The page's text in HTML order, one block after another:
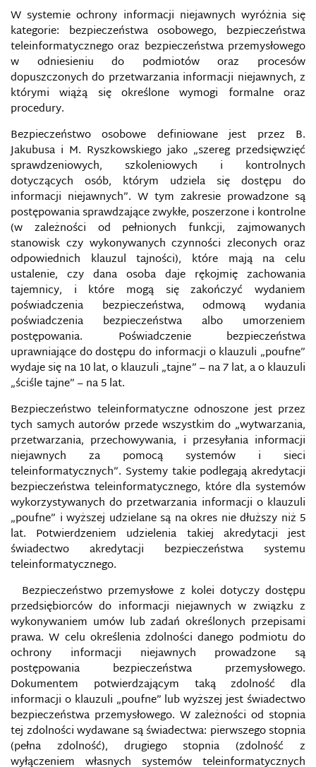
W systemie ochrony informacji niejawnych wyróżnia się
kategorie: bezpieczeństwa osobowego, bezpieczeństwa
teleinformatycznego oraz bezpieczeństwa przemysłowego
w odniesieniu do podmiotów oraz procesów
dopuszczonych do przetwarzania informacji niejawnych, z
którymi wiążą się określone wymogi formalne oraz
procedury.
Bezpieczeństwo osobowe definiowane jest przez B.
Jakubusa i M. Ryszkowskiego jako „szereg przedsięwzięć
sprawdzeniowych, szkoleniowych i kontrolnych
dotyczących osób, którym udziela się dostępu do
informacji niejawnych”. W tym zakresie prowadzone są
postępowania sprawdzające zwykłe, poszerzone i kontrolne
(w zależności od pełnionych funkcji, zajmowanych
stanowisk czy wykonywanych czynności zleconych oraz
odpowiednich klauzul tajności), które mają na celu
ustalenie, czy dana osoba daje rękojmię zachowania
tajemnicy, i które mogą się zakończyć wydaniem
poświadczenia bezpieczeństwa, odmową wydania
poświadczenia bezpieczeństwa albo umorzeniem
postępowania. Poświadczenie bezpieczeństwa
uprawniające do dostępu do informacji o klauzuli „poufne”
wydaje się na 10 lat, o klauzuli „tajne” – na 7 lat, a o klauzuli
„ściśle tajne” – na 5 lat.
Bezpieczeństwo teleinformatyczne odnoszone jest przez
tych samych autorów przede wszystkim do „wytwarzania,
przetwarzania, przechowywania, i przesyłania informacji
niejawnych za pomocą systemów i sieci
teleinformatycznych”. Systemy takie podlegają akredytacji
bezpieczeństwa teleinformatycznego, które dla systemów
wykorzystywanych do przetwarzania informacji o klauzuli
„poufne” i wyższej udzielane są na okres nie dłuższy niż 5
lat. Potwierdzeniem udzielenia takiej akredytacji jest
świadectwo akredytacji bezpieczeństwa systemu
teleinformatycznego.
Bezpieczeństwo przemysłowe z kolei dotyczy dostępu
przedsiębiorców do informacji niejawnych w związku z
wykonywaniem umów lub zadań określonych przepisami
prawa. W celu określenia zdolności danego podmiotu do
ochrony informacji niejawnych prowadzone są
postępowania bezpieczeństwa przemysłowego.
Dokumentem potwierdzającym taką zdolność dla
informacji o klauzuli „poufne” lub wyższej jest świadectwo
bezpieczeństwa przemysłowego. W zależności od stopnia
tej zdolności wydawane są świadectwa: pierwszego stopnia
(pełna zdolność), drugiego stopnia (zdolność z
wyłączeniem własnych systemów teleinformatycznych